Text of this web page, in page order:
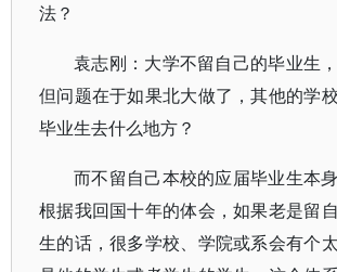
法？
袁志刚：大学不留自己的毕业生，
但问题在于如果北大做了，其他的学
毕业生去什么地方？
而不留自己本校的应届毕业生本身
根据我回国十年的体会，如果老是留
生的话，很多学校、学院或系会有个